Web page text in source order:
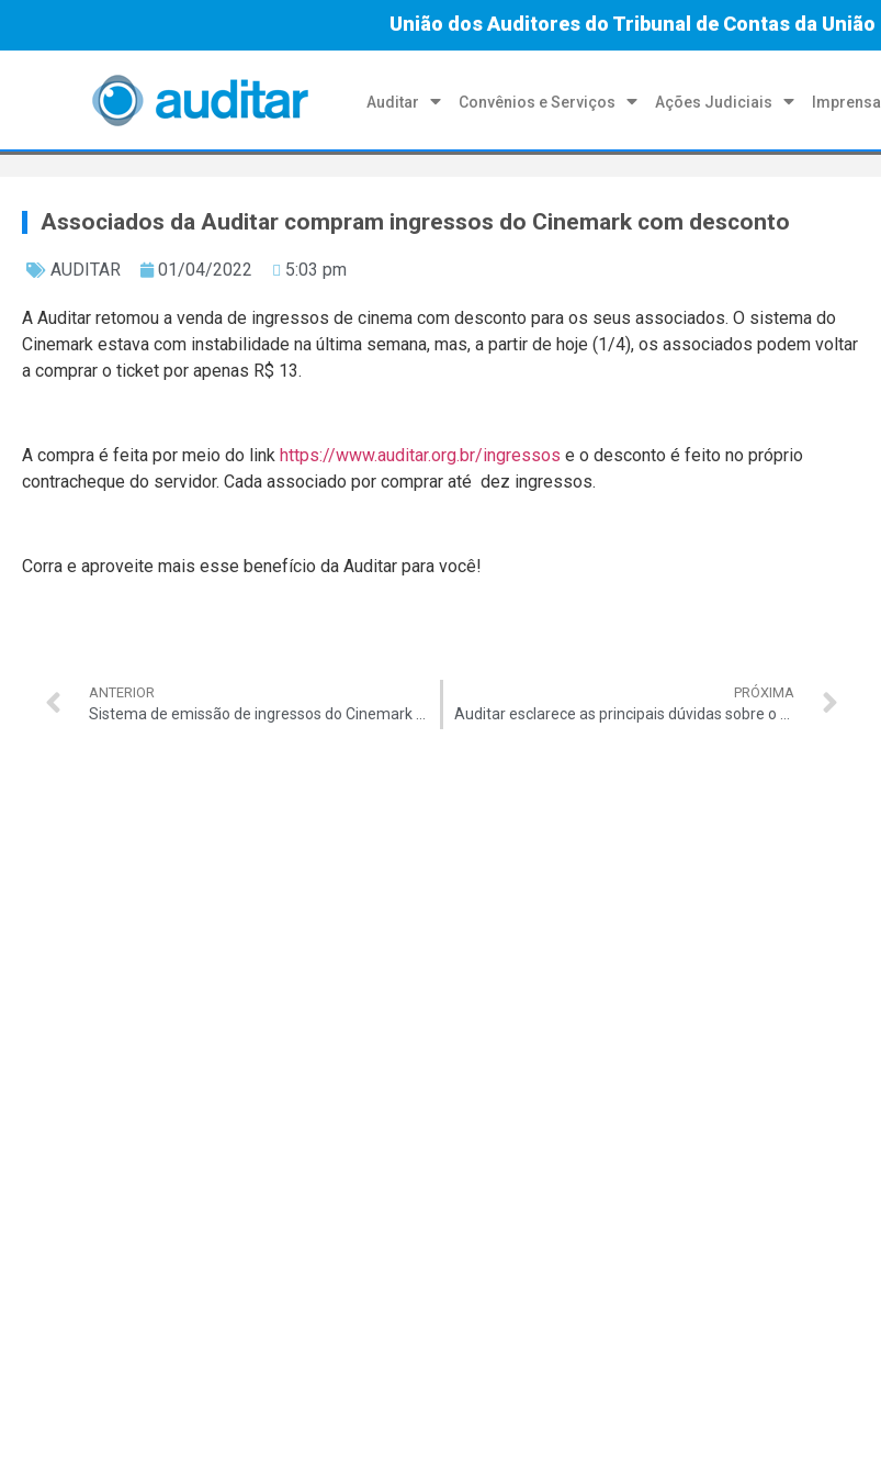
União dos Auditores do Tribunal de Contas da União
Auditar Convênios e Serviços Ações Judiciais Imprensa
Associados da Auditar compram ingressos do Cinemark com desconto
AUDITAR 01/04/2022 5:03 pm
A Auditar retomou a venda de ingressos de cinema com desconto para os seus associados. O sistema do
Cinemark estava com instabilidade na última semana, mas, a partir de hoje (1/4), os associados podem voltar
a comprar o ticket por apenas R$ 13.
A compra é feita por meio do link https://www.auditar.org.br/ingressos e o desconto é feito no próprio
contracheque do servidor. Cada associado por comprar até dez ingressos.
Corra e aproveite mais esse benefício da Auditar para você!
ANTERIOR
Sistema de emissão de ingressos do Cinemark está fora do ar
PRÓXIMA
Auditar esclarece as principais dúvidas sobre o Congresso dos Auditores, que será realizado entre os dias 18 e 20 de abril em Florianópolis